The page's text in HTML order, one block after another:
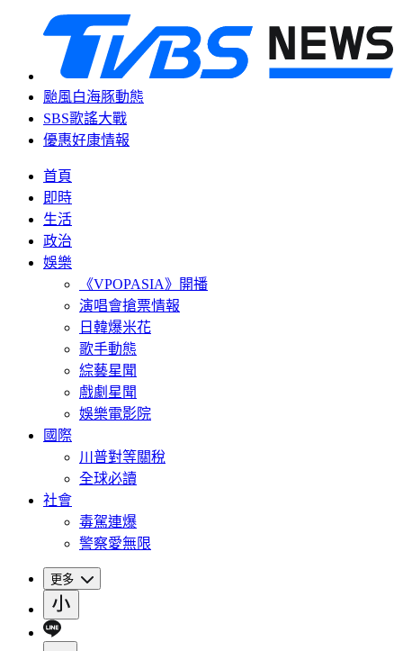
颱風白海豚動態
SBS歌謠大戰
優惠好康情報
首頁
即時
生活
政治
娛樂
《VPOPASIA》開播
演唱會搶票情報
日韓爆米花
歌手動態
綜藝星聞
戲劇星聞
娛樂電影院
國際
川普對等關稅
全球必讀
社會
毒駕連爆
警察愛無限
更多